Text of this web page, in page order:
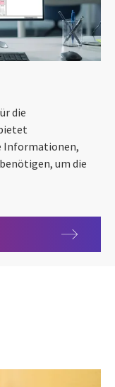
die
Informationen,
um die